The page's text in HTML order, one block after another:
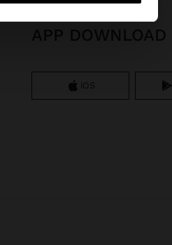
APP DOWNLOAD
iOS